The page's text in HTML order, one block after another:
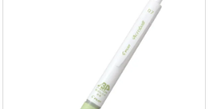
トもしくはインクジェットでフルカラープリ
ントが対応可能となっております。